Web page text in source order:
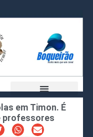
em Timon. É
professores